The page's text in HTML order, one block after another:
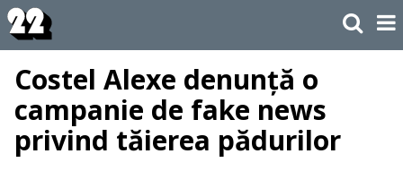
Costel Alexe denunță o
campanie de fake news
privind tăierea pădurilor